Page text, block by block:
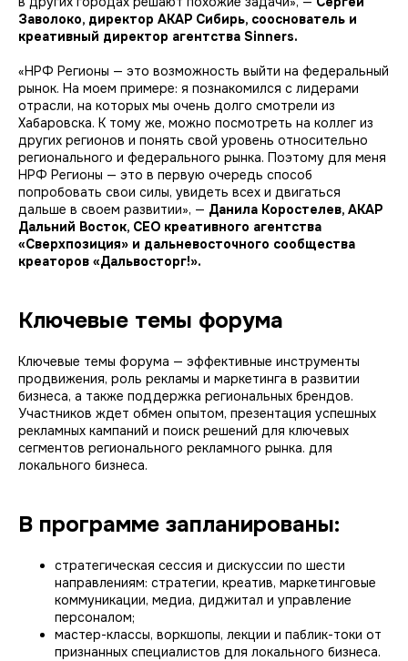
Заволоко, директор АКАР Сибирь, сооснователь и
креативный директор агентства Sinners.
«НРФ Регионы — это возможность выйти на федеральный
рынок. На моем примере: я познакомился с лидерами
отрасли, на которых мы очень долго смотрели из
Хабаровска. К тому же, можно посмотреть на коллег из
других регионов и понять свой уровень относительно
регионального и федерального рынка. Поэтому для меня
НРФ Регионы — это в первую очередь способ
попробовать свои силы, увидеть всех и двигаться
дальше в своем развитии», — Данила Коростелев, АКАР
Дальний Восток, СЕО креативного агентства
«Сверхпозиция» и дальневосточного сообщества
креаторов «Дальвосторг!».
Ключевые темы форума
Ключевые темы форума — эффективные инструменты
продвижения, роль рекламы и маркетинга в развитии
бизнеса, а также поддержка региональных брендов.
Участников ждет обмен опытом, презентация успешных
рекламных кампаний и поиск решений для ключевых
сегментов регионального рекламного рынка. для
локального бизнеса.
В программе запланированы:
стратегическая сессия и дискуссии по шести
направлениям: стратегии, креатив, маркетинговые
коммуникации, медиа, диджитал и управление
персоналом;
мастер-классы, воркшопы, лекции и паблик-токи от
признанных специалистов для локального бизнеса.